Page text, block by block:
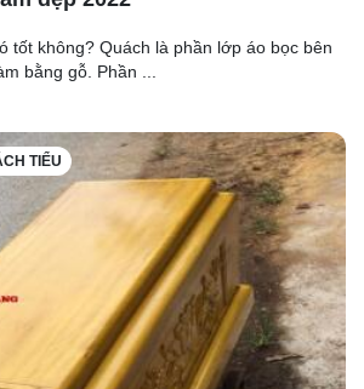
tốt không? Quách là phần lớp áo bọc bên
bằng gỗ. Phần ...
TIỂU